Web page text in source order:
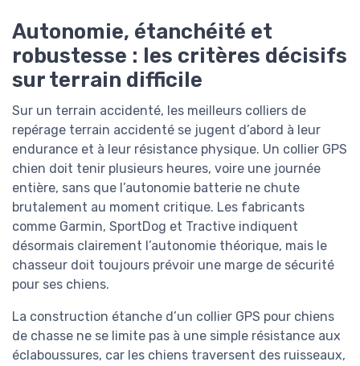
Autonomie, étanchéité et
robustesse : les critères décisifs
sur terrain difficile
Sur un terrain accidenté, les meilleurs colliers de
repérage terrain accidenté se jugent d’abord à leur
endurance et à leur résistance physique. Un collier GPS
chien doit tenir plusieurs heures, voire une journée
entière, sans que l’autonomie batterie ne chute
brutalement au moment critique. Les fabricants
comme Garmin, SportDog et Tractive indiquent
désormais clairement l’autonomie théorique, mais le
chasseur doit toujours prévoir une marge de sécurité
pour ses chiens.
La construction étanche d’un collier GPS pour chiens
de chasse ne se limite pas à une simple résistance aux
éclaboussures, car les chiens traversent des ruisseaux,